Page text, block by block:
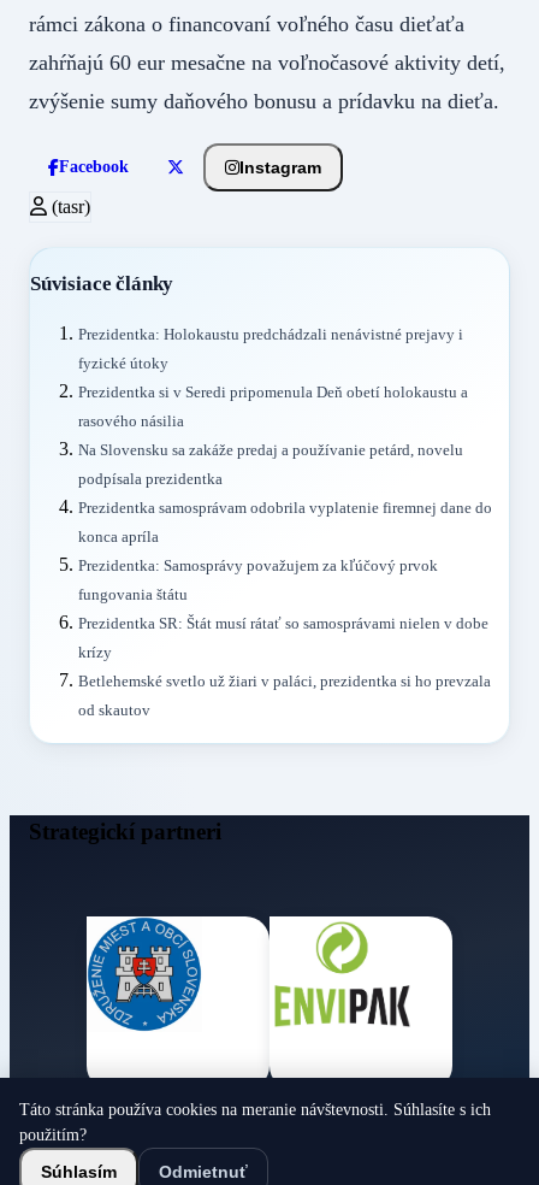
rámci zákona o financovaní voľného času dieťaťa
zahŕňajú 60 eur mesačne na voľnočasové aktivity detí,
zvýšenie sumy daňového bonusu a prídavku na dieťa.
Facebook Instagram
(tasr)
Súvisiace články
Prezidentka: Holokaustu predchádzali nenávistné prejavy i
fyzické útoky
Prezidentka si v Seredi pripomenula Deň obetí holokaustu a
rasového násilia
Na Slovensku sa zakáže predaj a používanie petárd, novelu
podpísala prezidentka
Prezidentka samosprávam odobrila vyplatenie firemnej dane do
konca apríla
Prezidentka: Samosprávy považujem za kľúčový prvok
fungovania štátu
Prezidentka SR: Štát musí rátať so samosprávami nielen v dobe
krízy
Betlehemské svetlo už žiari v paláci, prezidentka si ho prevzala
od skautov
Strategickí partneri
Obecné noviny
© 2026 Všetky práva vyhradené
Táto stránka používa cookies na meranie návštevnosti. Súhlasíte s ich
použitím?
Súhlasím Odmietnuť